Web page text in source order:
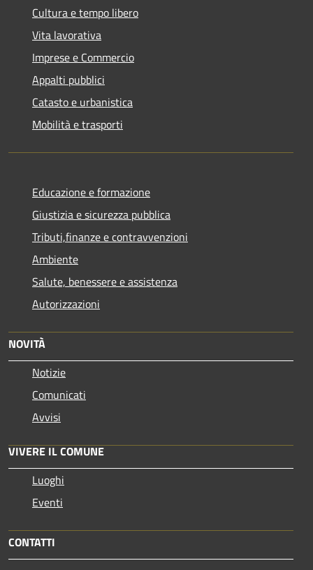
Cultura e tempo libero
Vita lavorativa
Imprese e Commercio
Appalti pubblici
Catasto e urbanistica
Mobilità e trasporti
Educazione e formazione
Giustizia e sicurezza pubblica
Tributi,finanze e contravvenzioni
Ambiente
Salute, benessere e assistenza
Autorizzazioni
NOVITÀ
Notizie
Comunicati
Avvisi
VIVERE IL COMUNE
Luoghi
Eventi
CONTATTI